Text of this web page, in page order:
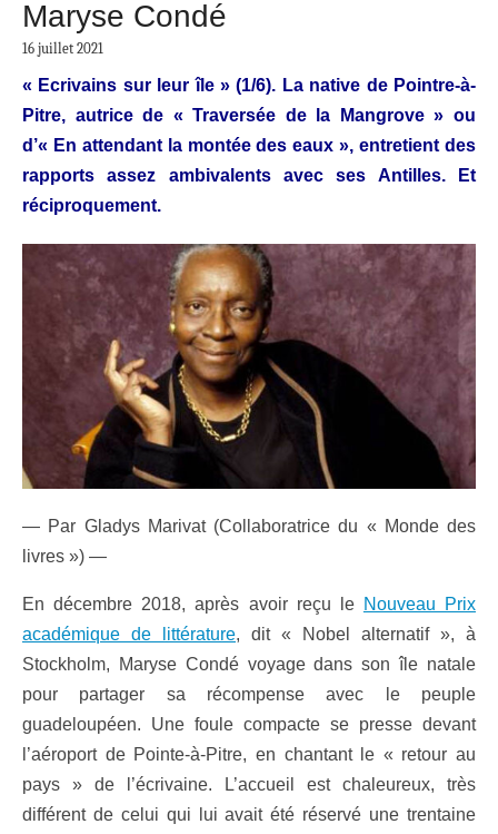
Maryse Condé
16 juillet 2021
« Ecrivains sur leur île » (1/6). La native de Pointre-à-
Pitre, autrice de « Traversée de la Mangrove » ou
d’« En attendant la montée des eaux », entretient des
rapports assez ambivalents avec ses Antilles. Et
réciproquement.
— Par Gladys Marivat (Collaboratrice du « Monde des
livres ») —
En décembre 2018, après avoir reçu le Nouveau Prix
académique de littérature, dit « Nobel alternatif », à
Stockholm, Maryse Condé voyage dans son île natale
pour partager sa récompense avec le peuple
guadeloupéen. Une foule compacte se presse devant
l’aéroport de Pointe-à-Pitre, en chantant le « retour au
pays » de l’écrivaine. L’accueil est chaleureux, très
différent de celui qui lui avait été réservé une trentaine